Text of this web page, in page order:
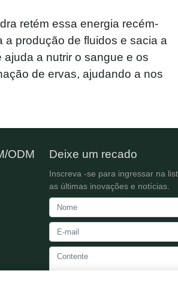
retém essa energia recém-
produção de fluidos e sacia a
a nutrir o sangue e os
de ervas, ajudando a nos
ODM Deixe um recado
Inscreva -se para ingressar na
as últimas inovações e notícias.